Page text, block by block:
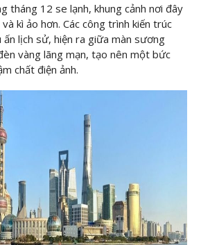
tháng 12 se lạnh, khung cảnh nơi đây
kì ảo hơn. Các công trình kiến trúc
lịch sử, hiện ra giữa màn sương
vàng lãng mạn, tạo nên một bức
chất điện ảnh.